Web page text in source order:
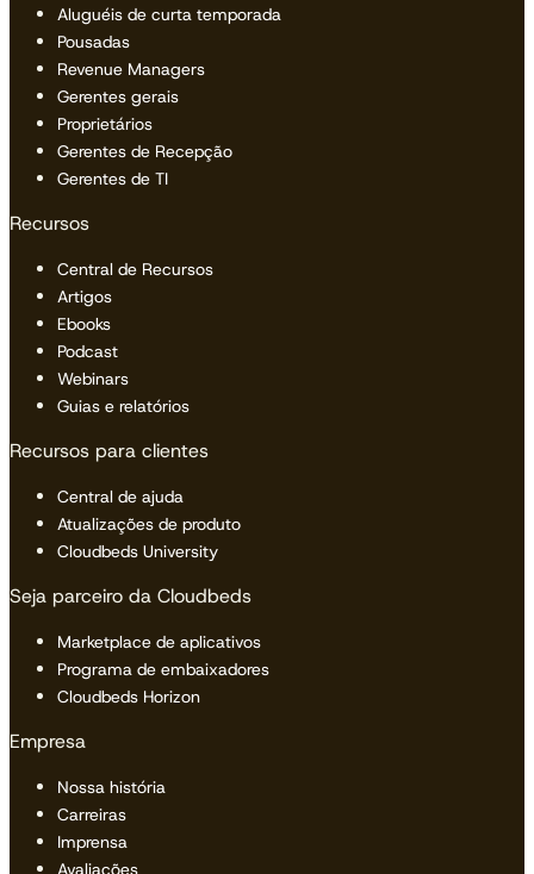
Aluguéis de curta temporada
Pousadas
Revenue Managers
Gerentes gerais
Proprietários
Gerentes de Recepção
Gerentes de TI
Recursos
Central de Recursos
Artigos
Ebooks
Podcast
Webinars
Guias e relatórios
Recursos para clientes
Central de ajuda
Atualizações de produto
Cloudbeds University
Seja parceiro da Cloudbeds
Marketplace de aplicativos
Programa de embaixadores
Cloudbeds Horizon
Empresa
Nossa história
Carreiras
Imprensa
Avaliações